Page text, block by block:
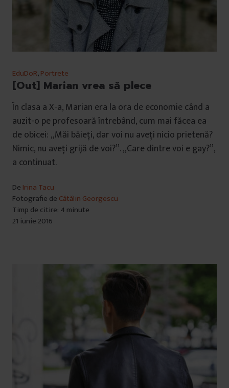
EduDoR,Portrete
[Out] Marian vrea să plece
În clasa a X-a, Marian era la ora de economie când a
auzit-o pe profesoară întrebând, cum mai făcea ea
de obicei: „Măi băieți, dar voi nu aveți nicio prietenă?
Nimic, nu aveți grijă de voi?”. „Care dintre voi e gay?”,
a continuat.
De Irina Tacu
Fotografie de Cătălin Georgescu
Timp de citire: 4 minute
21 iunie 2016